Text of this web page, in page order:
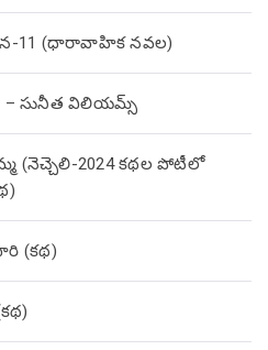
11 (ధారావాహిక నవల)
– సునీత విలియమ్స్
(నెచ్చెలి-2024 కథల పోటీలో
(కథ)